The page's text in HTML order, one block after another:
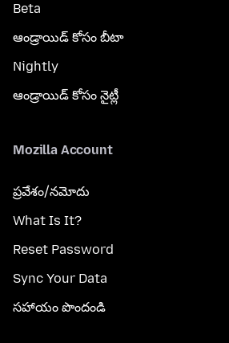
Beta
ఆండ్రాయిడ్ కోసం బీటా
Nightly
ఆండ్రాయిడ్ కోసం నైట్లీ
Mozilla Account
ప్రవేశం/నమోదు
What Is It?
Reset Password
Sync Your Data
సహాయం పొందండి